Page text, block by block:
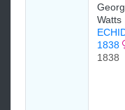
Watts
1838
1838